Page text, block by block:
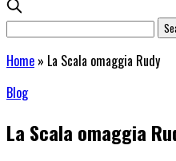
Home » La Scala omaggia Rudy
Blog
La Scala omaggia